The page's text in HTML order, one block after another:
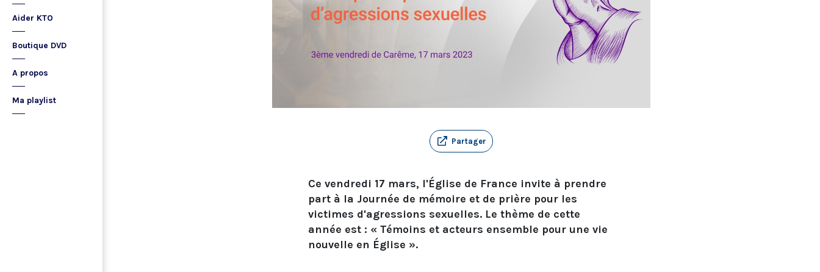
Aider KTO
Boutique DVD
A propos
Ma playlist
Partager
Ce vendredi 17 mars, l'Église de France invite à prendre
part à la Journée de mémoire et de prière pour les
victimes d'agressions sexuelles. Le thème de cette
année est : « Témoins et acteurs ensemble pour une vie
nouvelle en Église ».